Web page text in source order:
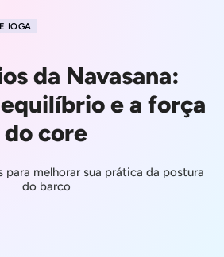
IOGA
da Navasana:
e a força
do core
para melhorar sua prática da postura
do barco